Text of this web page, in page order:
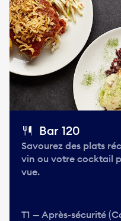
Bar 120
Savourez des plats
vin ou votre cocktail
vue.
T1 — Après-sécurité